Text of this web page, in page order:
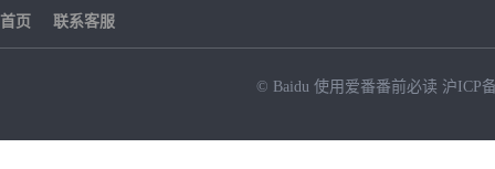
首页 联系客服
© Baidu 使用爱番番前必读 沪ICP